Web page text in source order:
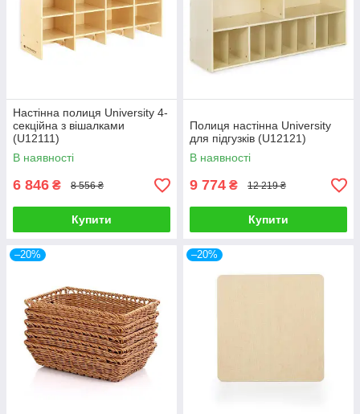
Настінна полиця University 4-
секційна з вішалками
(U12111)
В наявності
6 846 ₴ 8 556 ₴
Купити
Полиця настінна University
для підгузків (U12121)
В наявності
9 774 ₴ 12 219 ₴
Купити
–20% –20%